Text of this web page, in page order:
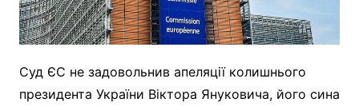
Суд ЄС не задовольнив апеляції колишнього
президента України Віктора Януковича, його сина